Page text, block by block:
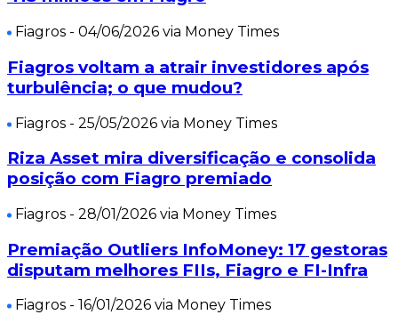
Fiagros - 04/06/2026 via Money Times
Fiagros voltam a atrair investidores após
turbulência; o que mudou?
Fiagros - 25/05/2026 via Money Times
Riza Asset mira diversificação e consolida
posição com Fiagro premiado
Fiagros - 28/01/2026 via Money Times
Premiação Outliers InfoMoney: 17 gestoras
disputam melhores FIIs, Fiagro e FI-Infra
Fiagros - 16/01/2026 via Money Times